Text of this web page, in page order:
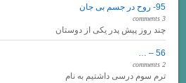
پدر یکی از دوستان
داشتیم به نام